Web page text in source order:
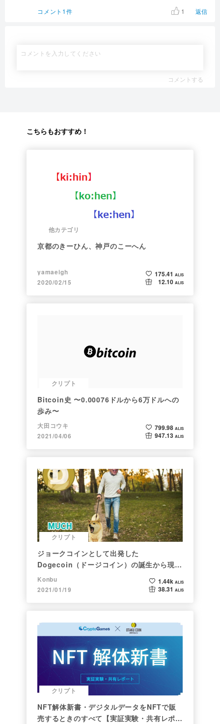
コメント1件
1 返信
コメントする
こちらもおすすめ！
他カテゴリ
京都のきーひん、神戸のこーへん
yamaeigh
2020/02/15
175.41 ALIS
12.10 ALIS
クリプト
Bitcoin史 〜0.00076ドルから6万ドルへの
歩み〜
大田コウキ
2021/04/06
799.98 ALIS
947.13 ALIS
クリプト
ジョークコインとして出発した
Dogecoin（ドージコイン）の誕生から現在
まで。注目される非証券性🐶
Konbu
2021/01/19
1.44k ALIS
38.31 ALIS
クリプト
NFT解体新書・デジタルデータをNFTで販
売するときのすべて【実証実験・共有レポー